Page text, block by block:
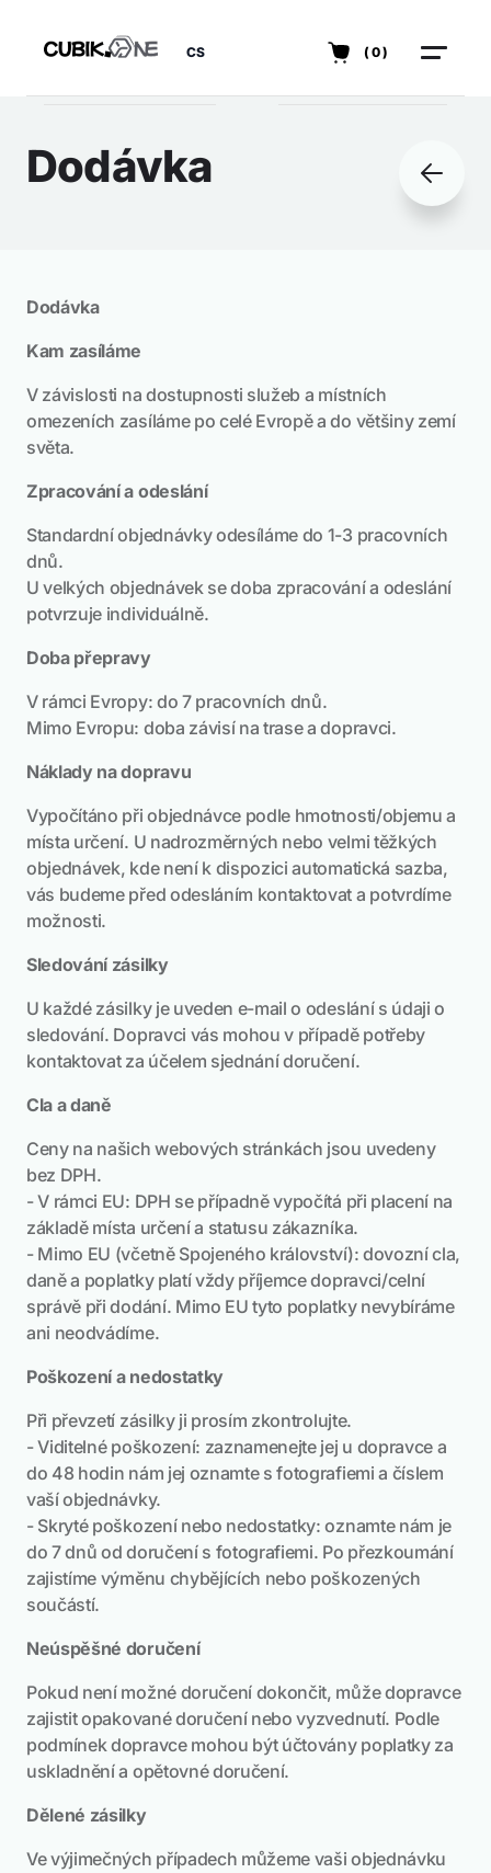
CS (0)
Dodávka
Dodávka
Kam zasíláme
V závislosti na dostupnosti služeb a místních
omezeních zasíláme po celé Evropě a do většiny zemí
světa.
Zpracování a odeslání
Standardní objednávky odesíláme do 1-3 pracovních
dnů.
U velkých objednávek se doba zpracování a odeslání
potvrzuje individuálně.
Doba přepravy
V rámci Evropy: do 7 pracovních dnů.
Mimo Evropu: doba závisí na trase a dopravci.
Náklady na dopravu
Vypočítáno při objednávce podle hmotnosti/objemu a
místa určení. U nadrozměrných nebo velmi těžkých
objednávek, kde není k dispozici automatická sazba,
vás budeme před odesláním kontaktovat a potvrdíme
možnosti.
Sledování zásilky
U každé zásilky je uveden e-mail o odeslání s údaji o
sledování. Dopravci vás mohou v případě potřeby
kontaktovat za účelem sjednání doručení.
Cla a daně
Ceny na našich webových stránkách jsou uvedeny
bez DPH.
- V rámci EU: DPH se případně vypočítá při placení na
základě místa určení a statusu zákazníka.
- Mimo EU (včetně Spojeného království): dovozní cla,
daně a poplatky platí vždy příjemce dopravci/celní
správě při dodání. Mimo EU tyto poplatky nevybíráme
ani neodvádíme.
Poškození a nedostatky
Při převzetí zásilky ji prosím zkontrolujte.
- Viditelné poškození: zaznamenejte jej u dopravce a
do 48 hodin nám jej oznamte s fotografiemi a číslem
vaší objednávky.
- Skryté poškození nebo nedostatky: oznamte nám je
do 7 dnů od doručení s fotografiemi. Po přezkoumání
zajistíme výměnu chybějících nebo poškozených
součástí.
Neúspěšné doručení
Pokud není možné doručení dokončit, může dopravce
zajistit opakované doručení nebo vyzvednutí. Podle
podmínek dopravce mohou být účtovány poplatky za
uskladnění a opětovné doručení.
Dělené zásilky
Ve výjimečných případech můžeme vaši objednávku